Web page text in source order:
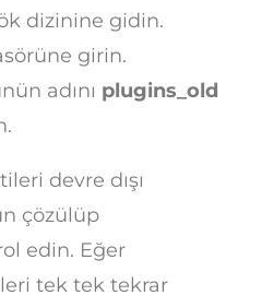
dizinine gidin.
girin.
adını plugins_old
devre dışı
çözülüp
edin. Eğer
tek tek tekrar